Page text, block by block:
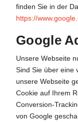
finden Sie in der
https://
Google
Unsere Webseite
Sind Sie über eine
unsere Webseite
Cookie auf Ihrem
Conversion-
von Google